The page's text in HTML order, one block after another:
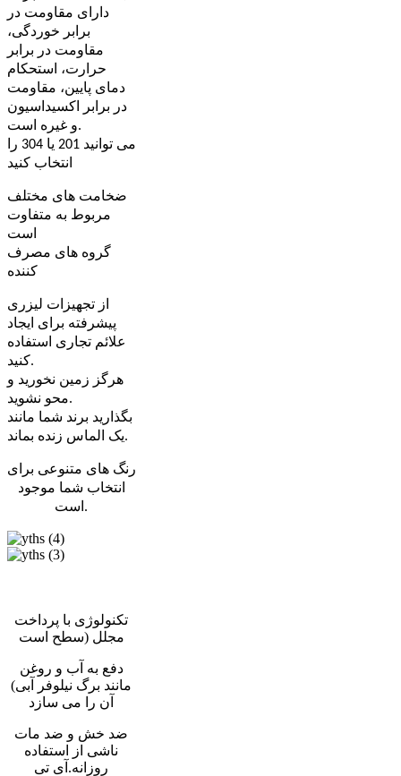
دارای مقاومت در
برابر خوردگی،
مقاومت در برابر
حرارت، استحکام
دمای پایین، مقاومت
در برابر اکسیداسیون
و غیره است.
می توانید 201 یا 304 را
انتخاب کنید
ضخامت های مختلف
مربوط به متفاوت
است
گروه های مصرف
کننده
از تجهیزات لیزری
پیشرفته برای ایجاد
علائم تجاری استفاده
کنید.
هرگز زمین نخورید و
محو نشوید.
بگذارید برند شما مانند
یک الماس زنده بماند.
رنگ های متنوعی برای
انتخاب شما موجود
است.
تکنولوژی با پرداخت
مجلل (سطح است
دفع به آب و روغن
مانند برگ نیلوفر آبی)
آن را می سازد
ضد خش و ضد مات
ناشی از استفاده
روزانه.آی تی